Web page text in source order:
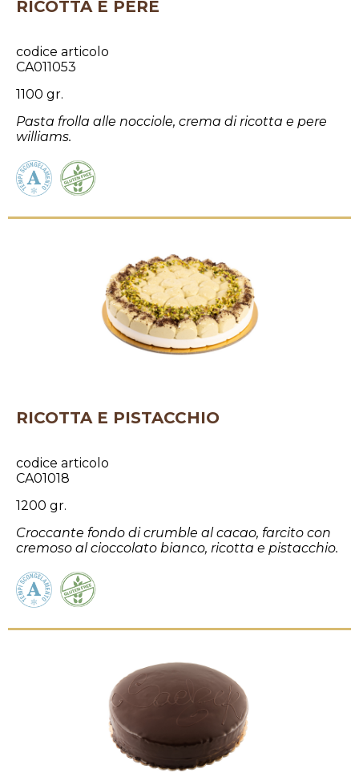
RICOTTA E PERE
codice articolo
CA011053
1100 gr.
Pasta frolla alle nocciole, crema di ricotta e pere
williams.
RICOTTA E PISTACCHIO
codice articolo
CA01018
1200 gr.
Croccante fondo di crumble al cacao, farcito con
cremoso al cioccolato bianco, ricotta e pistacchio.